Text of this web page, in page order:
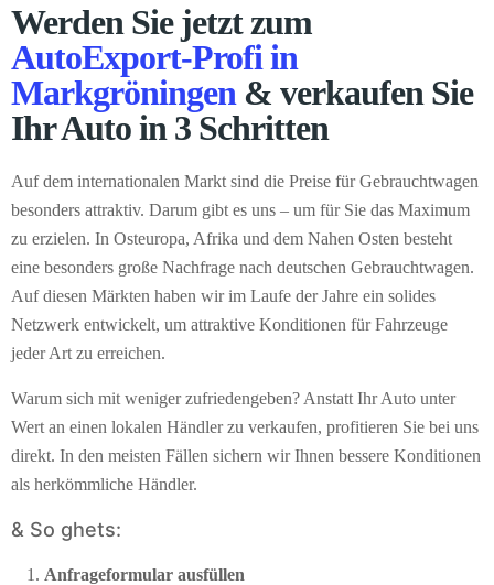
Werden Sie jetzt zum
AutoExport-Profi in
Markgröningen & verkaufen Sie
Ihr Auto in 3 Schritten
Auf dem internationalen Markt sind die Preise für Gebrauchtwagen
besonders attraktiv. Darum gibt es uns – um für Sie das Maximum
zu erzielen. In Osteuropa, Afrika und dem Nahen Osten besteht
eine besonders große Nachfrage nach deutschen Gebrauchtwagen.
Auf diesen Märkten haben wir im Laufe der Jahre ein solides
Netzwerk entwickelt, um attraktive Konditionen für Fahrzeuge
jeder Art zu erreichen.
Warum sich mit weniger zufriedengeben? Anstatt Ihr Auto unter
Wert an einen lokalen Händler zu verkaufen, profitieren Sie bei uns
direkt. In den meisten Fällen sichern wir Ihnen bessere Konditionen
als herkömmliche Händler.
& So ghets:
Anfrageformular ausfüllen